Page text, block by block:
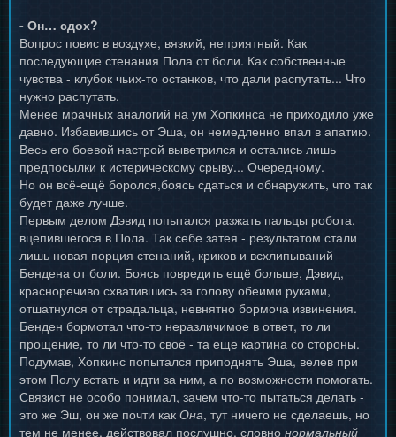
- Он… сдох?
Вопрос повис в воздухе, вязкий, неприятный. Как
последующие стенания Пола от боли. Как собственные
чувства - клубок чьих-то останков, что дали распутать... Что
нужно распутать.
Менее мрачных аналогий на ум Хопкинса не приходило уже
давно. Избавившись от Эша, он немедленно впал в апатию.
Весь его боевой настрой выветрился и остались лишь
предпосылки к истерическому срыву... Очередному.
Но он всё-ещё боролся,боясь сдаться и обнаружить, что так
будет даже лучше.
Первым делом Дэвид попытался разжать пальцы робота,
вцепившегося в Пола. Так себе затея - результатом стали
лишь новая порция стенаний, криков и всхлипываний
Бендена от боли. Боясь повредить ещё больше, Дэвид,
красноречиво схватившись за голову обеими руками,
отшатнулся от страдальца, невнятно бормоча извинения.
Бенден бормотал что-то неразличимое в ответ, то ли
прощение, то ли что-то своё - та еще картина со стороны.
Подумав, Хопкинс попытался приподнять Эша, велев при
этом Полу встать и идти за ним, а по возможности помогать.
Связист не особо понимал, зачем что-то пытаться делать -
это же Эш, он же почти как Она, тут ничего не сделаешь, но
тем не менее, действовал послушно, словно нормальный